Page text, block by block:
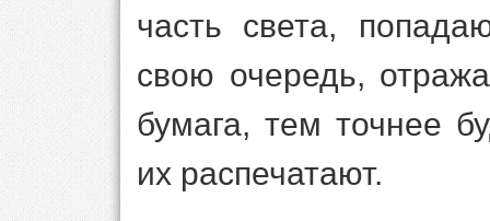
часть света,
свою очередь,
бумага, тем точнее
их распечатают.